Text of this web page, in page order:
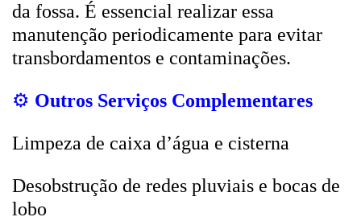
da fossa. É essencial realizar essa
manutenção periodicamente para evitar
transbordamentos e contaminações.
⚙️ Outros Serviços Complementares
Limpeza de caixa d’água e cisterna
Desobstrução de redes pluviais e bocas de
lobo